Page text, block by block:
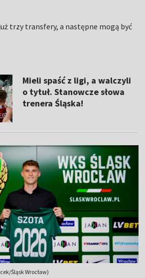
trzy transfery, a następne mogą być
Mieli spaść z ligi, a walczyli
o tytuł. Stanowcze słowa
trenera Śląska!
Śląsk Wrocław)